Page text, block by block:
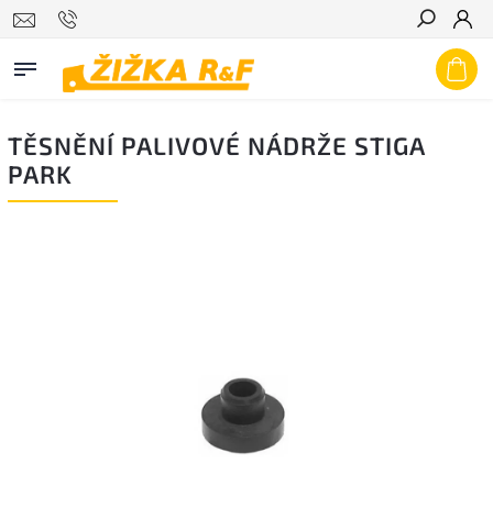
Hledat
TĚSNĚNÍ PALIVOVÉ NÁDRŽE STIGA
PARK